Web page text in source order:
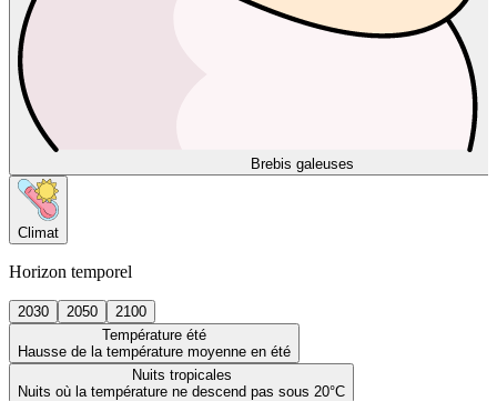
Brebis galeuses
Climat
Horizon temporel
2030 2050
2100
Température été
Hausse de la température moyenne en été
Nuits tropicales
Nuits où la température ne descend pas sous 20°C